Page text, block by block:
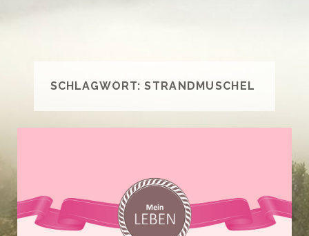
SCHLAGWORT:STRANDMUSCHEL